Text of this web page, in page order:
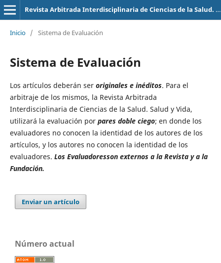
Revista Arbitrada Interdisciplinaria de Ciencias de la Salud. Salud y Vida
Inicio / Sistema de Evaluación
Sistema de Evaluación
Los artículos deberán ser originales e inéditos. Para el
arbitraje de los mismos, la Revista Arbitrada
Interdisciplinaria de Ciencias de la Salud. Salud y Vida,
utilizará la evaluación porpares doble ciego; en donde los
evaluadores no conocen la identidad de los autores de los
artículos, y los autores no conocen la identidad de los
evaluadores. Los Evaluadoresson externos a la Revista y a la
Fundación.
Enviar un artículo
Número actual